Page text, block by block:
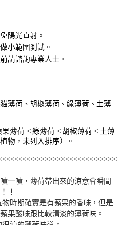
陽光直射。
小範圍測試。
請諮詢專業人士。
薄荷、胡椒薄荷、綠薄荷、土薄
薄荷 < 綠薄荷 < 胡椒薄荷 < 土薄
物，未列入排序）。
一噴，薄荷帶出來的涼意會瞬間
！
物時期確實是有蘋果的香味，但是
果酸味跟比較清淡的薄荷味。